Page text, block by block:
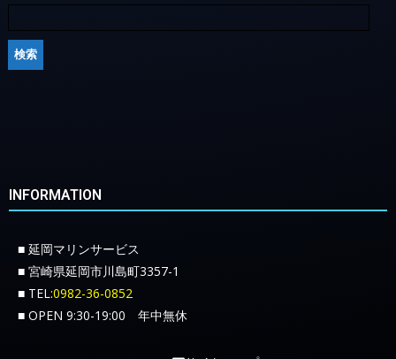
INFORMATION
■ 延岡マリンサービス
■ 宮崎県延岡市川島町3357-1
■ TEL:0982-36-0852
■ OPEN 9:30-19:00 年中無休